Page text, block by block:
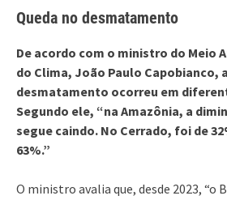
Queda no desmatamento
De acordo com o ministro do Meio
do Clima, João Paulo Capobianco,
desmatamento ocorreu em
Segundo ele, “na Amazônia, a
segue caindo. No Cerrado, foi de
63%.”
O ministro avalia que, desde 2023, “o